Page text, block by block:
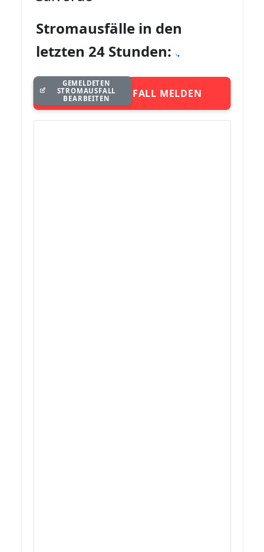
Stromausfälle in den
letzten 24 Stunden:
STROMAUSFALL MELDEN
GEMELDETEN
STROMAUSFALL
BEARBEITEN